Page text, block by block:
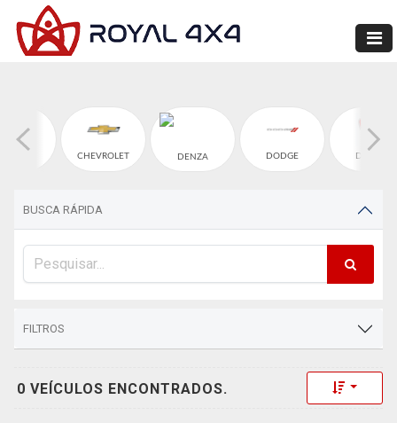
CHEVROLET DENZA DODGE DUCATI
BUSCA RÁPIDA
FILTROS
0 VEÍCULOS ENCONTRADOS. Toggle